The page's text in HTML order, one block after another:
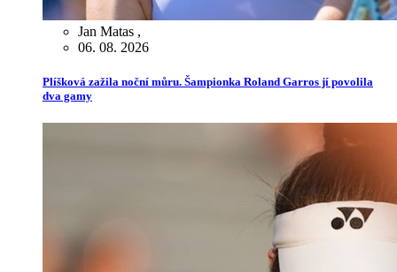
Jan Matas ,
06. 08. 2026
Plíšková zažila noční můru. Šampionka Roland Garros jí povolila
dva gamy